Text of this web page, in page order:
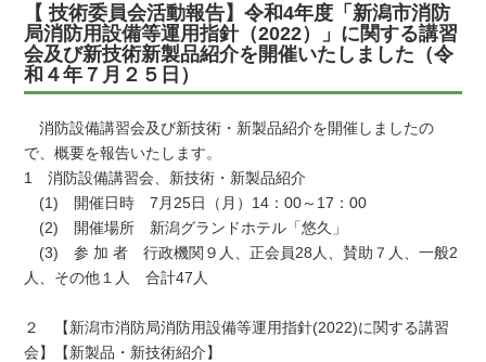
【 技術委員会活動報告】令和4年度「新潟市消防
局消防用設備等運用指針（2022）」に関する講習
会及び新技術新製品紹介を開催いたしました（令
和４年７月２５日）
消防設備講習会及び新技術・新製品紹介を開催しましたの
で、概要を報告いたします。
1 消防設備講習会、新技術・新製品紹介
(1) 開催日時 7月25日（月）14：00～17：00
(2) 開催場所 新潟グランドホテル「悠久」
(3) 参 加 者 行政機関９人、正会員28人、賛助７人、一般2
人、その他１人 合計47人
２ 【新潟市消防局消防用設備等運用指針(2022)に関する講習
会】【新製品・新技術紹介】